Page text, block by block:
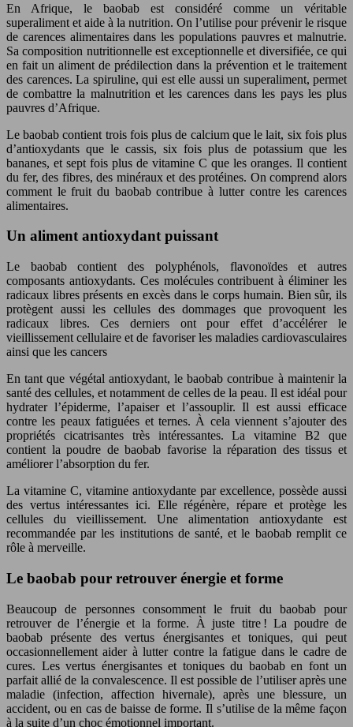
En Afrique, le baobab est considéré comme un véritable
superaliment et aide à la nutrition. On l’utilise pour prévenir le risque
de carences alimentaires dans les populations pauvres et malnutrie.
Sa composition nutritionnelle est exceptionnelle et diversifiée, ce qui
en fait un aliment de prédilection dans la prévention et le traitement
des carences. La spiruline, qui est elle aussi un superaliment, permet
de combattre la malnutrition et les carences dans les pays les plus
pauvres d’Afrique.
Le baobab contient trois fois plus de calcium que le lait, six fois plus
d’antioxydants que le cassis, six fois plus de potassium que les
bananes, et sept fois plus de vitamine C que les oranges. Il contient
du fer, des fibres, des minéraux et des protéines. On comprend alors
comment le fruit du baobab contribue à lutter contre les carences
alimentaires.
Un aliment antioxydant puissant
Le baobab contient des polyphénols, flavonoïdes et autres
composants antioxydants. Ces molécules contribuent à éliminer les
radicaux libres présents en excès dans le corps humain. Bien sûr, ils
protègent aussi les cellules des dommages que provoquent les
radicaux libres. Ces derniers ont pour effet d’accélérer le
vieillissement cellulaire et de favoriser les maladies cardiovasculaires
ainsi que les cancers
En tant que végétal antioxydant, le baobab contribue à maintenir la
santé des cellules, et notamment de celles de la peau. Il est idéal pour
hydrater l’épiderme, l’apaiser et l’assouplir. Il est aussi efficace
contre les peaux fatiguées et ternes. À cela viennent s’ajouter des
propriétés cicatrisantes très intéressantes. La vitamine B2 que
contient la poudre de baobab favorise la réparation des tissus et
améliorer l’absorption du fer.
La vitamine C, vitamine antioxydante par excellence, possède aussi
des vertus intéressantes ici. Elle régénère, répare et protège les
cellules du vieillissement. Une alimentation antioxydante est
recommandée par les institutions de santé, et le baobab remplit ce
rôle à merveille.
Le baobab pour retrouver énergie et forme
Beaucoup de personnes consomment le fruit du baobab pour
retrouver de l’énergie et la forme. À juste titre ! La poudre de
baobab présente des vertus énergisantes et toniques, qui peut
occasionnellement aider à lutter contre la fatigue dans le cadre de
cures. Les vertus énergisantes et toniques du baobab en font un
parfait allié de la convalescence. Il est possible de l’utiliser après une
maladie (infection, affection hivernale), après une blessure, un
accident, ou en cas de baisse de forme. Il s’utilise de la même façon
à la suite d’un choc émotionnel important.